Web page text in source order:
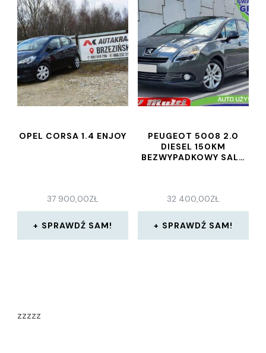
OPEL CORSA 1.4 ENJOY
37 900,00ZŁ
SPRAWDŹ SAM!
PEUGEOT 5008 2.0
DIESEL 150KM
BEZWYPADKOWY SAL…
32 400,00ZŁ
SPRAWDŹ SAM!
zzzzz